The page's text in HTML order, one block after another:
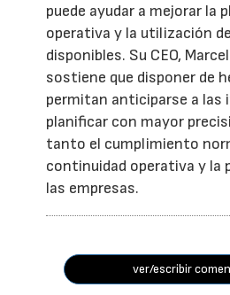
puede ayudar a mejorar la
operativa y la utilización
disponibles. Su CEO,
sostiene que disponer de
permitan anticiparse a las
planificar con mayor
tanto el cumplimiento
continuidad operativa y la
las empresas.
ver/escribir